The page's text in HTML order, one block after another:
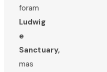
foram
Ludwig
e
Sanctuary,
mas